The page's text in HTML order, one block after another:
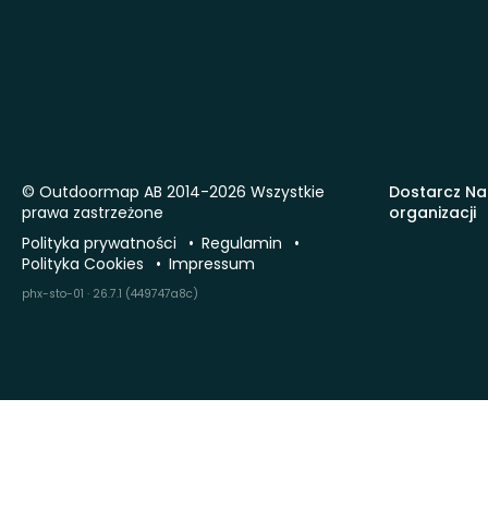
Dostarcz
organizacji
© Outdoormap AB 2014-2026 Wszystkie
prawa zastrzeżone
Polityka prywatności
Regulamin
Polityka Cookies
Impressum
phx-sto-01 · 26.7.1 (449747a8c)